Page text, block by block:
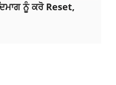
ਨੂੰ ਕਰੋ Reset,